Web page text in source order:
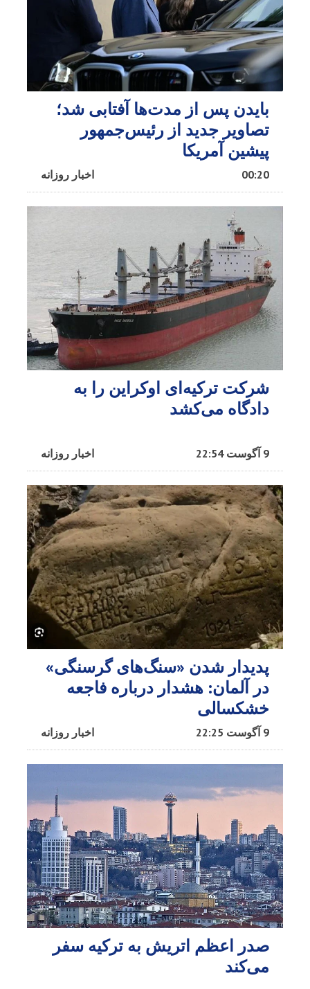
بایدن پس از مدت‌ها آفتابی شد؛
تصاویر جدید از رئیس‌جمهور
پیشین آمریکا
اخبار روزانه 00:20
شرکت ترکیه‌ای اوکراین را به
دادگاه می‌کشد
اخبار روزانه 9 آگوست 22:54
پدیدار شدن «سنگ‌های گرسنگی»
در آلمان: هشدار درباره فاجعه
خشکسالی
اخبار روزانه 9 آگوست 22:25
صدر اعظم اتریش به ترکیه سفر
می‌کند